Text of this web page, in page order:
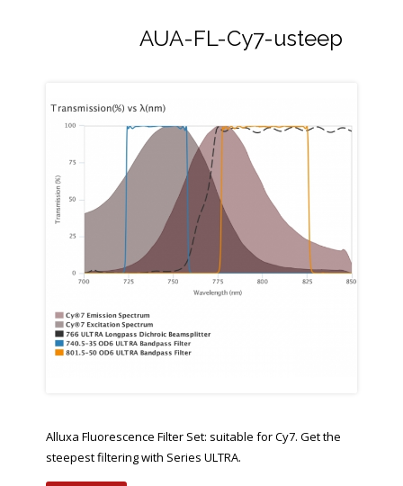
AUA-FL-Cy7-usteep
Alluxa Fluorescence Filter Set: suitable for Cy7. Get the
steepest filtering with Series ULTRA.